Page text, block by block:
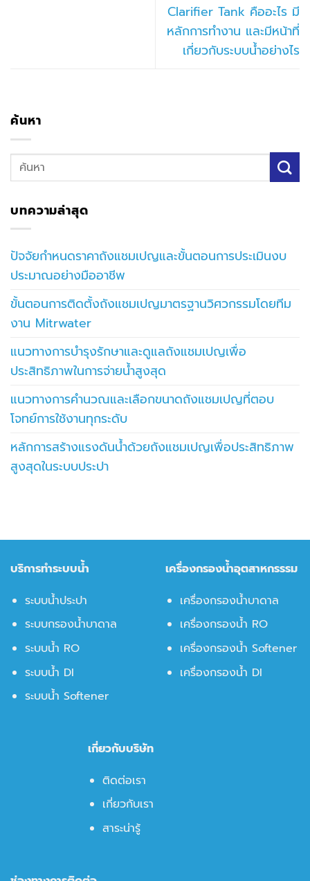
Clarifier Tank คืออะไร มี
หลักการทำงาน และมีหน้าที่
เกี่ยวกับระบบน้ำอย่างไร
ค้นหา
บทความล่าสุด
ปัจจัยกำหนดราคาถังแชมเปญและขั้นตอนการประเมินงบ
ประมาณอย่างมืออาชีพ
ขั้นตอนการติดตั้งถังแชมเปญมาตรฐานวิศวกรรมโดยทีม
งาน Mitrwater
แนวทางการบำรุงรักษาและดูแลถังแชมเปญเพื่อ
ประสิทธิภาพในการจ่ายน้ำสูงสุด
แนวทางการคำนวณและเลือกขนาดถังแชมเปญที่ตอบ
โจทย์การใช้งานทุกระดับ
หลักการสร้างแรงดันน้ำด้วยถังแชมเปญเพื่อประสิทธิภาพ
สูงสุดในระบบประปา
บริการทำระบบน้ำ
ระบบน้ำประปา
ระบบกรองน้ำบาดาล
ระบบน้ำ RO
ระบบน้ำ DI
ระบบน้ำ Softener
เครื่องกรองน้ำอุตสาหกรรรม
เครื่องกรองน้ำบาดาล
เครื่องกรองน้ำ RO
เครื่องกรองน้ำ Softener
เครื่องกรองน้ำ DI
เกี่ยวกับบริษัท
ติดต่อเรา
เกี่ยวกับเรา
สาระน่ารู้